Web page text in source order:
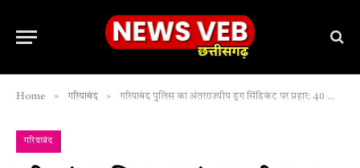
Home » गरियाबंद » गरियाबंद पुलिस का अंतरराज्यीय ड्रग सिंडिकेट पर प्रहार: 40 लाख के गांजे के साथ 9 तस्कर गिरफ्तार
गरियाबंद